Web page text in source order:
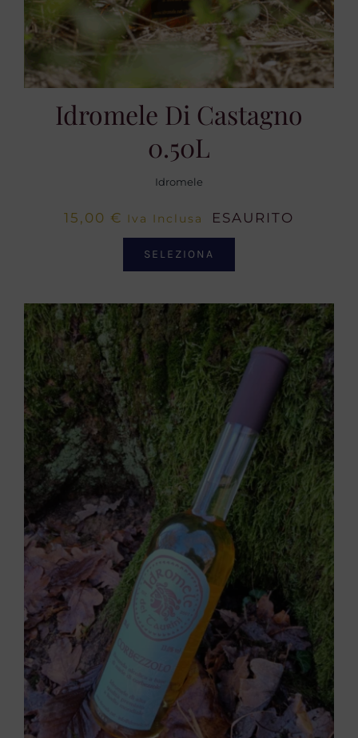
Idromele Di Castagno
0.50L
Idromele
15,00 € Iva Inclusa ESAURITO
SELEZIONA